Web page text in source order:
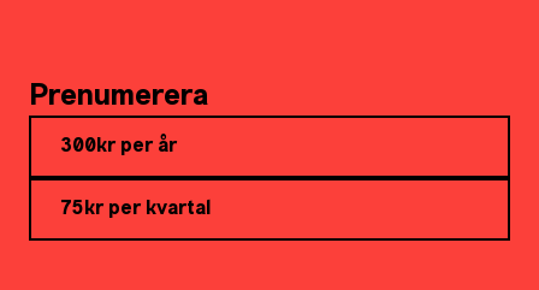
Prenumerera
300kr per år
75kr per kvartal